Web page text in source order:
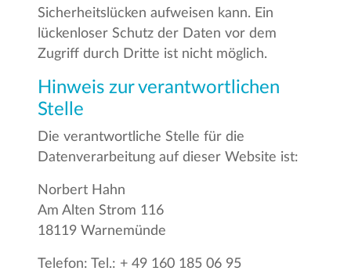
Sicherheitslücken aufweisen kann. Ein
lückenloser Schutz der Daten vor dem
Zugriff durch Dritte ist nicht möglich.
Hinweis zur verantwortlichen
Stelle
Die verantwortliche Stelle für die
Datenverarbeitung auf dieser Website ist:
Norbert Hahn
Am Alten Strom 116
18119 Warnemünde
Telefon: Tel.: + 49 160 185 06 95